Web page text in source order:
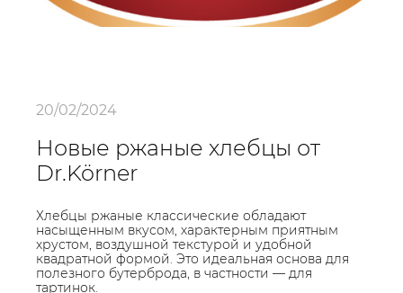
20/02/2024
Новые ржаные хлебцы от
Dr.Körner
Хлебцы ржаные классические обладают
насыщенным вкусом, характерным приятным
хрустом, воздушной текстурой и удобной
квадратной формой. Это идеальная основа для
полезного бутерброда, в частности — для
тартинок.